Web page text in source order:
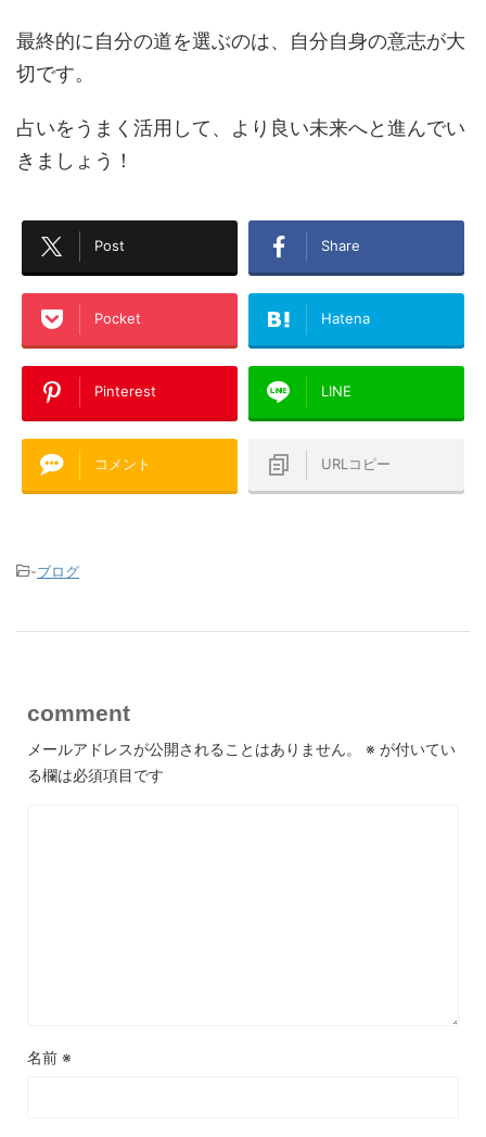
最終的に自分の道を選ぶのは、自分自身の意志が大
切です。
占いをうまく活用して、より良い未来へと進んでい
きましょう！
Post Share
Pocket Hatena
Pinterest LINE
コメント URLコピー
-ブログ
comment
メールアドレスが公開されることはありません。 ※ が付いてい
る欄は必須項目です
名前 ※